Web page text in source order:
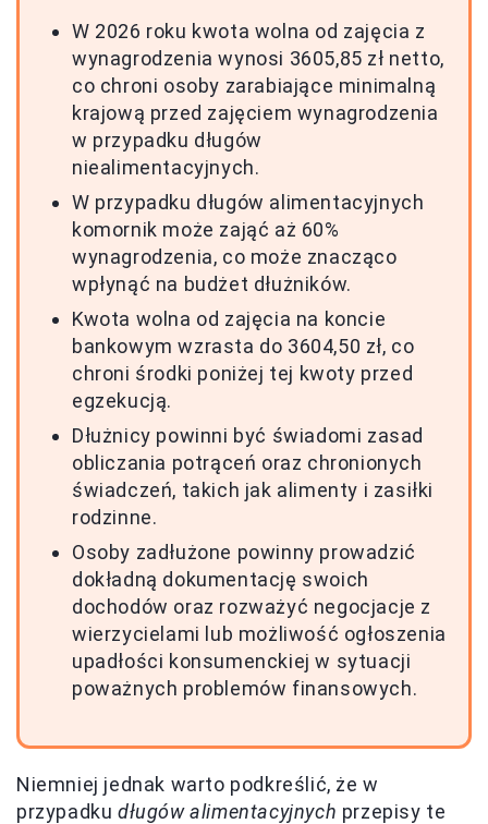
W 2026 roku kwota wolna od zajęcia z
wynagrodzenia wynosi 3605,85 zł netto,
co chroni osoby zarabiające minimalną
krajową przed zajęciem wynagrodzenia
w przypadku długów
niealimentacyjnych.
W przypadku długów alimentacyjnych
komornik może zająć aż 60%
wynagrodzenia, co może znacząco
wpłynąć na budżet dłużników.
Kwota wolna od zajęcia na koncie
bankowym wzrasta do 3604,50 zł, co
chroni środki poniżej tej kwoty przed
egzekucją.
Dłużnicy powinni być świadomi zasad
obliczania potrąceń oraz chronionych
świadczeń, takich jak alimenty i zasiłki
rodzinne.
Osoby zadłużone powinny prowadzić
dokładną dokumentację swoich
dochodów oraz rozważyć negocjacje z
wierzycielami lub możliwość ogłoszenia
upadłości konsumenckiej w sytuacji
poważnych problemów finansowych.
Niemniej jednak warto podkreślić, że w
przypadku długów alimentacyjnych przepisy te